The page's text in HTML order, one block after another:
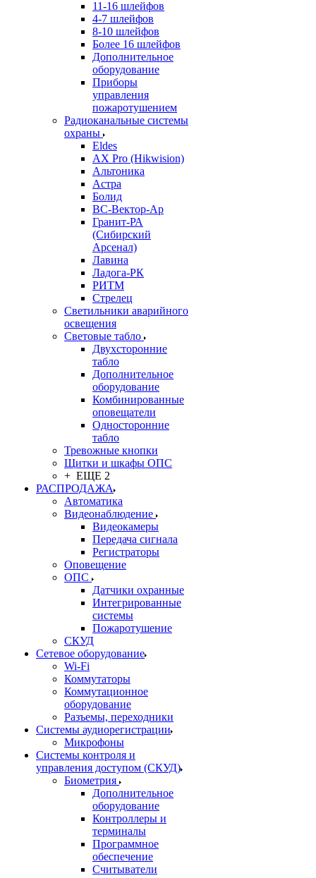
11-16 шлейфов
4-7 шлейфов
8-10 шлейфов
Более 16 шлейфов
Дополнительное
оборудование
Приборы
управления
пожаротушением
Радиоканальные системы
охраны
Eldes
AX Pro (Hikwision)
Альтоника
Астра
Болид
ВС-Вектор-Ар
Гранит-РА
(Сибирский
Арсенал)
Лавина
Ладога-РК
РИТМ
Стрелец
Светильники аварийного
освещения
Световые табло
Двухсторонние
табло
Дополнительное
оборудование
Комбинированные
оповещатели
Односторонние
табло
Тревожные кнопки
Щитки и шкафы ОПС
+ ЕЩЕ 2
РАСПРОДАЖА
Автоматика
Видеонаблюдение
Видеокамеры
Передача сигнала
Регистраторы
Оповещение
ОПС
Датчики охранные
Интегрированные
системы
Пожаротушение
СКУД
Сетевое оборудование
Wi-Fi
Коммутаторы
Коммутационное
оборудование
Разъемы, переходники
Системы аудиорегистрации
Микрофоны
Системы контроля и
управления доступом (СКУД)
Биометрия
Дополнительное
оборудование
Контроллеры и
терминалы
Программное
обеспечение
Считыватели